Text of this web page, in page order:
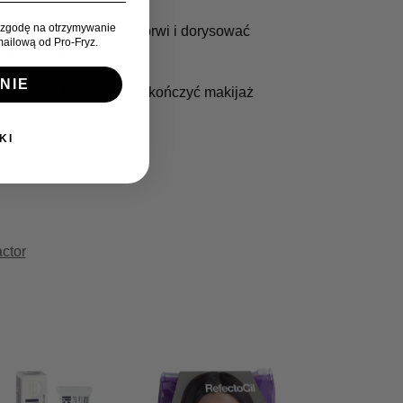
podkreślić kontury brwi i dorysować
brwi.
Następnie wykończyć makijaż
na otrzymywanie
od Pro-Fryz.